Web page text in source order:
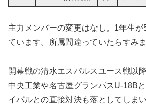
主力メンバーの変更はなし。1年生が
ています。所属間違っていたらすみま
開幕戦の清水エスパルスユース戦以
中央工業や名古屋グランパスU-18B
イバルとの直接対決も落としてしま